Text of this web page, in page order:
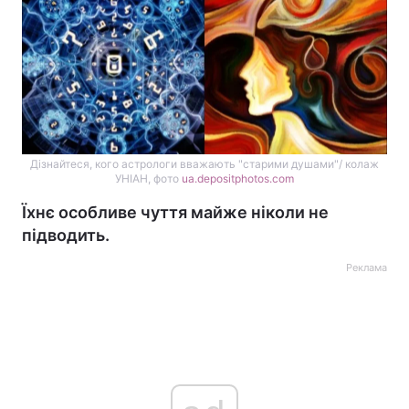
Дізнайтеся, кого астрологи вважають "старими душами"/ колаж
УНІАН, фото ua.depositphotos.com
Їхнє особливе чуття майже ніколи не
підводить.
Реклама